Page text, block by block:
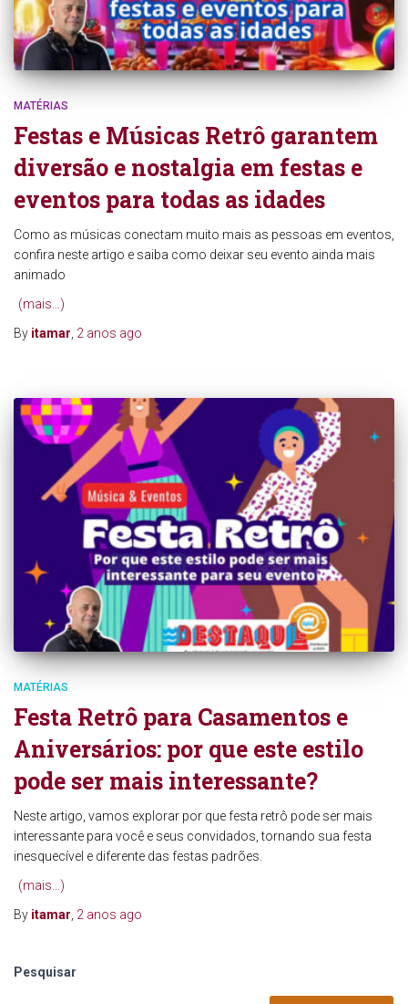
MATÉRIAS
Festas e Músicas Retrô garantem
diversão e nostalgia em festas e
eventos para todas as idades
Como as músicas conectam muito mais as pessoas em eventos,
confira neste artigo e saiba como deixar seu evento ainda mais
animado
(mais…)
By itamar 2 anos ago
MATÉRIAS
Festa Retrô para Casamentos e
Aniversários: por que este estilo
pode ser mais interessante?
Neste artigo, vamos explorar por que festa retrô pode ser mais
interessante para você e seus convidados, tornando sua festa
inesquecível e diferente das festas padrões.
(mais…)
By itamar, 2 anos ago
Pesquisar